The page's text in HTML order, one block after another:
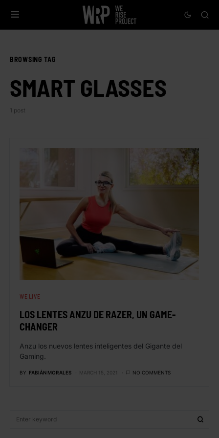
BROWSING TAG
SMART GLASSES
1 post
WE LIVE
LOS LENTES ANZU DE RAZER, UN GAME-
CHANGER
Anzu los nuevos lentes inteligentes del Gigante del
Gaming.
BY FABIÁN MORALES MARCH 15, 2021 NO COMMENTS